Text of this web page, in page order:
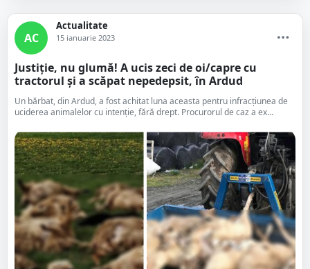
AC
Actualitate
15 ianuarie 2023
Justiție, nu glumă! A ucis zeci de oi/capre cu
tractorul și a scăpat nepedepsit, în Ardud
Un bărbat, din Ardud, a fost achitat luna aceasta pentru infracțiunea de
uciderea animalelor cu intenţie, fără drept. Procurorul de caz a ex...